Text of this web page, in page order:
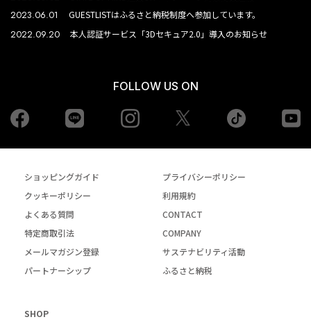
2023.06.01 GUESTLISTはふるさと納税制度へ参加しています。
2022.09.20 本人認証サービス「3Dセキュア2.0」導入のお知らせ
FOLLOW US ON
Facebook Instagram tiktok
ショッピングガイド
プライバシーポリシー
クッキーポリシー
利用規約
よくある質問
CONTACT
特定商取引法
COMPANY
メールマガジン登録
サステナビリティ活動
パートナーシップ
ふるさと納税
SHOP